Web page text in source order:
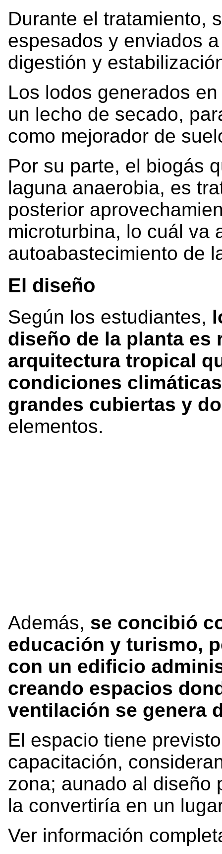
Durante el tratamiento,
espesados y enviados
digestión y
Los lodos generados
un lecho de secado,
como mejorador de
Por su parte, el biogás
laguna anaerobia, es
posterior
microturbina, lo cuál va
autoabastecimiento de
El diseño
Según los estudiantes,
diseño de la planta es
arquitectura tropical
condiciones
grandes cubiertas y
elementos.
Además, se concibió
educación y turismo,
con un edificio
creando espacios
ventilación se genera
El espacio tiene
capacitación,
zona; aunado al diseño
la convertiría en un
Ver información